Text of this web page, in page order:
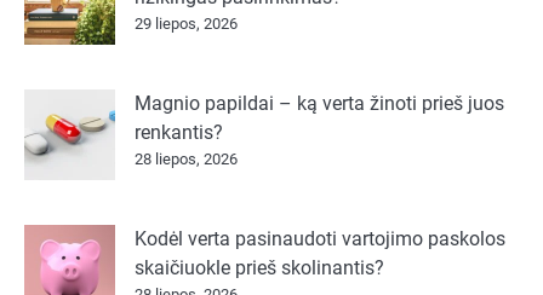
29 liepos, 2026
Magnio papildai – ką verta žinoti prieš juos
renkantis?
28 liepos, 2026
Kodėl verta pasinaudoti vartojimo paskolos
skaičiuokle prieš skolinantis?